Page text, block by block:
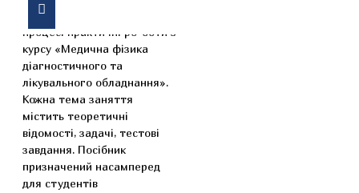
апробовані у навчальному
процесі практичні ро-боти з
курсу «Медична фізика
діагностичного та
лікувального обладнання».
Кожна тема заняття
містить теоретичні
відомості, задачі, тестові
завдання. Посібник
призначений насамперед
для студентів